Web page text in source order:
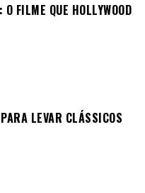
FILME QUE HOLLYWOOD
LEVAR CLÁSSICOS